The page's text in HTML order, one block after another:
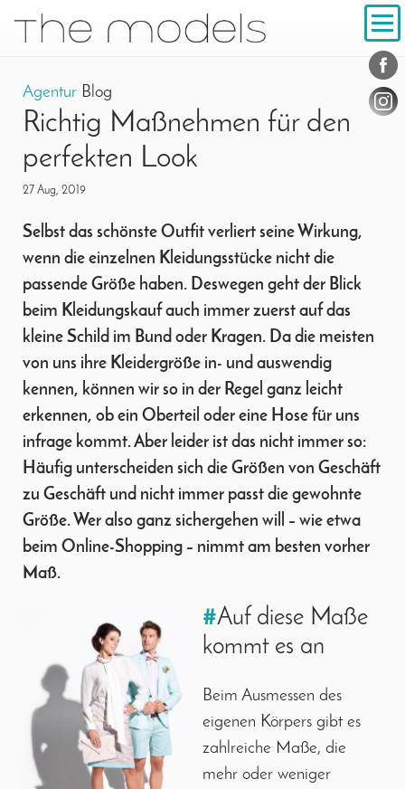
Navigation
Agentur Blog
Richtig Maßnehmen für den
perfekten Look
27 Aug, 2019
Selbst das schönste Outfit verliert seine Wirkung,
wenn die einzelnen Kleidungsstücke nicht die
passende Größe haben. Deswegen geht der Blick
beim Kleidungskauf auch immer zuerst auf das
kleine Schild im Bund oder Kragen. Da die meisten
von uns ihre Kleidergröße in- und auswendig
kennen, können wir so in der Regel ganz leicht
erkennen, ob ein Oberteil oder eine Hose für uns
infrage kommt. Aber leider ist das nicht immer so:
Häufig unterscheiden sich die Größen von Geschäft
zu Geschäft und nicht immer passt die gewohnte
Größe. Wer also ganz sichergehen will – wie etwa
beim Online-Shopping – nimmt am besten vorher
Maß.
#Auf diese Maße
kommt es an
Beim Ausmessen des
eigenen Körpers gibt es
zahlreiche Maße, die
mehr oder weniger